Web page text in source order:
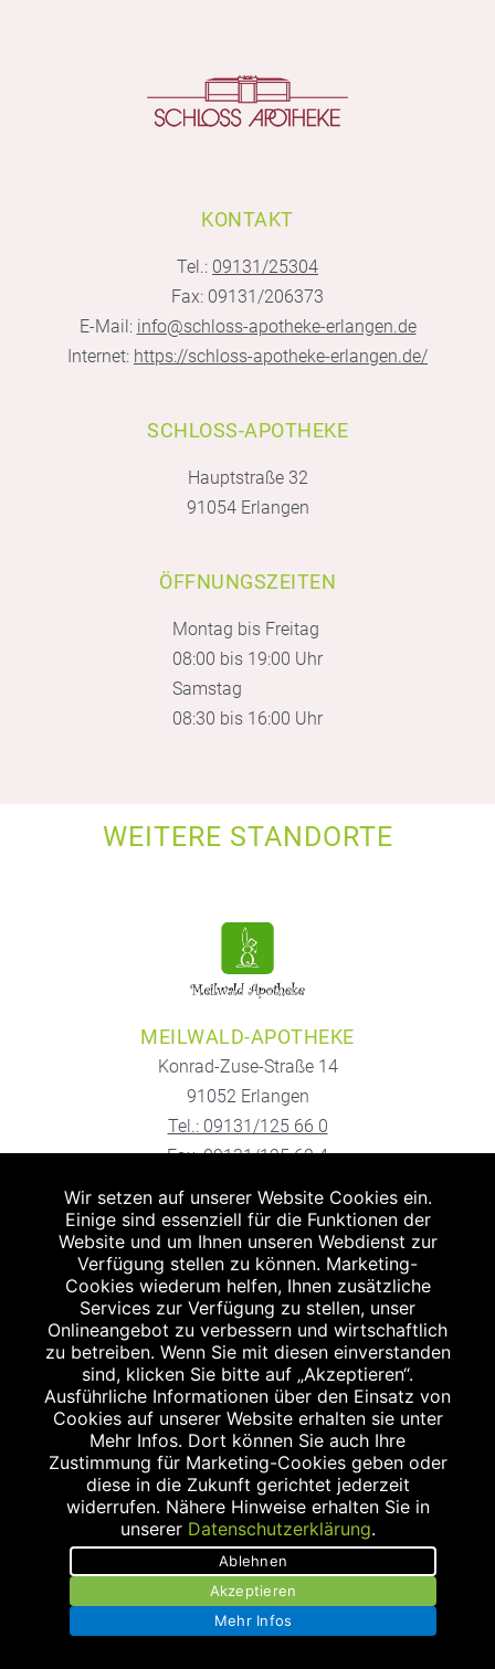
KONTAKT
Tel.: 09131/25304
Fax: 09131/206373
E-Mail: info@schloss-apotheke-erlangen.de
Internet: https://schloss-apotheke-erlangen.de/
SCHLOSS-APOTHEKE
Hauptstraße 32
91054 Erlangen
ÖFFNUNGSZEITEN
Montag bis Freitag
08:00 bis 19:00 Uhr
Samstag
08:30 bis 16:00 Uhr
WEITERE STANDORTE
MEILWALD-APOTHEKE
Konrad-Zuse-Straße 14
91052 Erlangen
Tel.: 09131/125 66 0
Fax: 09131/125 62 4
apo@meilwald-apotheke.de
APOTHEKE AM ULMENWEG
Ulmenweg 17
91054 Erlangen
Tel.: 09131/1253070
Fax: 09131/1253080
info@apotheke-am-ulmenweg.de
Wir setzen auf unserer Website Cookies ein.
Einige sind essenziell für die Funktionen der
Website und um Ihnen unseren Webdienst zur
Verfügung stellen zu können. Marketing-
Cookies wiederum helfen, Ihnen zusätzliche
Services zur Verfügung zu stellen, unser
Onlineangebot zu verbessern und wirtschaftlich
zu betreiben. Wenn Sie mit diesen einverstanden
sind, klicken Sie bitte auf „Akzeptieren“.
Ausführliche Informationen über den Einsatz von
Cookies auf unserer Website erhalten sie unter
Mehr Infos. Dort können Sie auch Ihre
Zustimmung für Marketing-Cookies geben oder
diese in die Zukunft gerichtet jederzeit
widerrufen. Nähere Hinweise erhalten Sie in
unserer Datenschutzerklärung.
Ablehnen
Akzeptieren
Mehr Infos